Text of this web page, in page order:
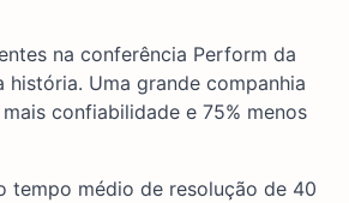
na conferência Perform da
história. Uma grande companhia
confiabilidade e 75% menos
tempo médio de resolução de 40